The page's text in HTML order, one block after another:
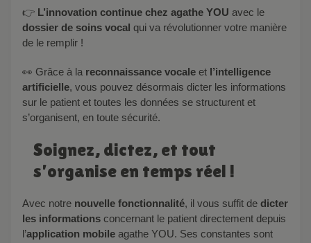
L’innovation continue chez agathe YOU avec le
dossier de soins vocal qui va révolutionner votre manière
de le remplir !
👀 Grâce à lareconnaissance vocale et l’intelligence
artificielle, vous pouvez désormais dicter les informations
sur le patient et toutes les données se structurent et
s’organisent, en toute sécurité.
Soignez, dictez, et tout
s’organise en temps réel !
Avec notre nouvelle fonctionnalité, il vous suffit de dicter
les informations concernant le patient directement depuis
l’application mobile agathe YOU. Ses constantes sont